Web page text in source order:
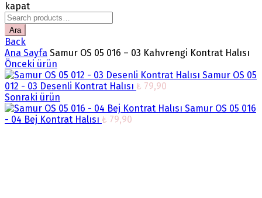
kapat
Search
for:
Ara
Back
Ana Sayfa Samur OS 05 016 – 03 Kahvrengi Kontrat Halısı
Önceki ürün
Samur OS 05
012 - 03 Desenli Kontrat Halısı ₺ 79,90
Sonraki ürün
Samur OS 05 016
- 04 Bej Kontrat Halısı ₺ 79,90